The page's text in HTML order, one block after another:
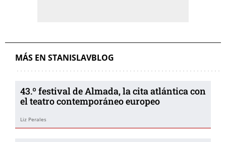
MÁS EN STANISLAVBLOG
43.º festival de Almada, la cita atlántica con
el teatro contemporáneo europeo
Liz Perales